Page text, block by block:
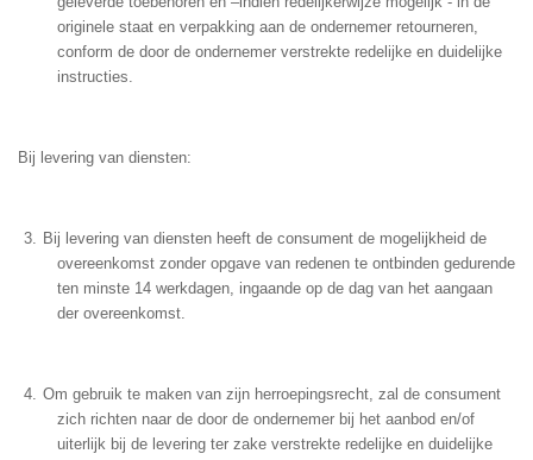
originele staat en verpakking aan de ondernemer retourneren,
conform de door de ondernemer verstrekte redelijke en duidelijke
instructies.
Bij levering van diensten:
Bij levering van diensten heeft de consument de mogelijkheid de
overeenkomst zonder opgave van redenen te ontbinden gedurende
ten minste 14 werkdagen, ingaande op de dag van het aangaan
der overeenkomst.
Om gebruik te maken van zijn herroepingsrecht, zal de consument
zich richten naar de door de ondernemer bij het aanbod en/of
uiterlijk bij de levering ter zake verstrekte redelijke en duidelijke